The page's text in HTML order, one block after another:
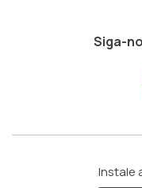
Siga-
Instale